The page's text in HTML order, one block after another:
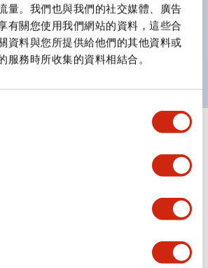
量。我們也與我們的社交媒體、廣告
有關您使用我們網站的資料，這些合
資料與您所提供給他們的其他資料或
服務時所收集的資料相結合。
關、帶鎖選擇開關最多3c接點。
金屬色兩種。
且清晰的照明面